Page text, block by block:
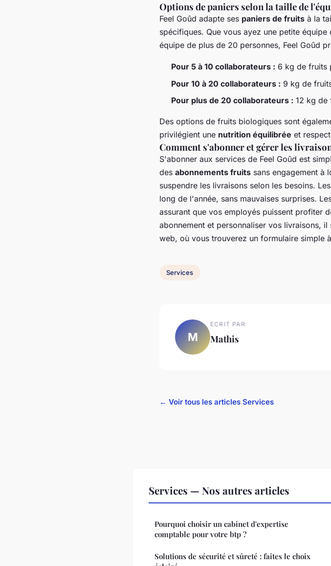
Options de paniers selon la taille de
Feel Goûd adapte ses paniers de fruits à la
spécifiques. Que vous ayez une petite
équipe de plus de 20 personnes, Feel Goûd
Pour 5 à 10 collaborateurs : 6 kg de fruits
Pour 10 à 20 collaborateurs : 9 kg de
Pour plus de 20 collaborateurs : 12 kg de
Des options de fruits biologiques sont
privilégient une nutrition équilibrée et
Comment s'abonner et gérer les
S'abonner aux services de Feel Goûd est
des abonnements fruits sans engagement à
suspendre les livraisons selon les besoins.
long de l'année, sans mauvaises surprises.
assurant que vos employés puissent profiter
abonnement et personnaliser vos livraisons,
web, où vous trouverez un formulaire simple
Services
M
ECRIT PAR
Mathis
← Voir tous les articles Services
Services — Nos autres articles
Pourquoi choisir un cabinet d'expertise
comptable pour votre btp ?
Solutions de sécurité et sûreté : faites le choix